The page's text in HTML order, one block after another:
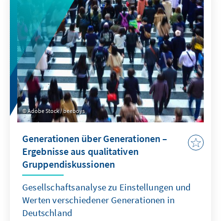
Ausgehend von den Umfragen im Vorfeld der
Wahl wird die Rolle der Spitzenkandidatinnen
und -kandidaten, der wichtigsten politischen
Themen und Parteikompetenzen für das
Wahlergebnis analysiert.
Adobe Stock / beeboys
Generationen über Generationen –
Ergebnisse aus qualitativen
Gruppendiskussionen
Gesellschaftsanalyse zu Einstellungen und
Werten verschiedener Generationen in
Deutschland